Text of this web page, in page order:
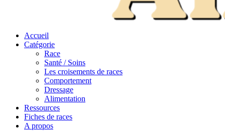
Accueil
Catégorie
Race
Santé / Soins
Les croisements de races
Comportement
Dressage
Alimentation
Ressources
Fiches de races
A propos